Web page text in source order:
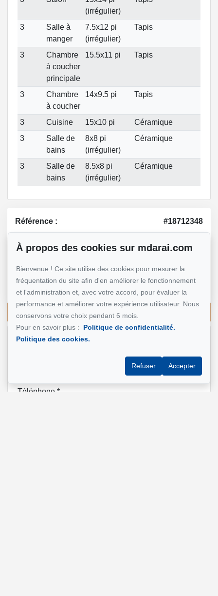
(irrégulier)
3
Salle à
manger
7.5x12 pi
(irrégulier)
Tapis
3
Chambre
à coucher
principale
15.5x11 pi Tapis
3
Chambre
à coucher
14x9.5 pi Tapis
3 Cuisine 15x10 pi
Céramique
3
Salle de
bains
8x8 pi
(irrégulier)
Céramique
3
Salle de
bains
8.5x8 pi
(irrégulier)
Céramique
Référence : #18712348
Courtier immobilier
514 924-7445
Écrivez-moi un courriel
Nom et prénom
Téléphone *
À propos des cookies sur mdarai.com
Bienvenue ! Ce site utilise des cookies pour mesurer la
fréquentation du site afin d'en améliorer le fonctionnement
et l'administration et, avec votre accord, pour évaluer la
performance et améliorer votre expérience utilisateur. Nous
conservons votre choix pendant 6 mois.
Pour en savoir plus :
Politique de confidentialité.
Politique des cookies.
Refuser Accepter